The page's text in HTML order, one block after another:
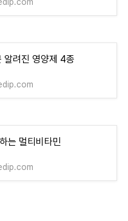
알려진 영양제 4종
는 멀티비타민